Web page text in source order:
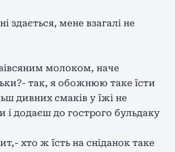
здається, мене взагалі не
молоком, наче
так, я обожнюю таке їсти
дивних смаків у їжі не
додаєш до гострого бульдаку
хто ж їсть на сніданок таке